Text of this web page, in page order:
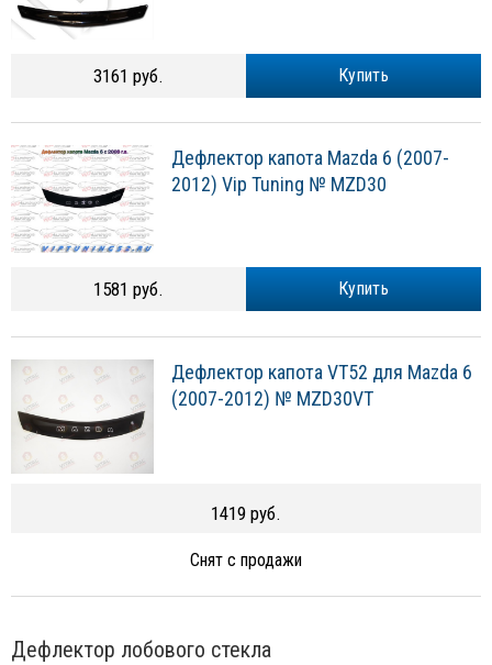
Купить
3161 руб.
Дефлектор капота Mazda 6 (2007-
2012) Vip Tuning № MZD30
Купить
1581 руб.
Дефлектор капота VT52 для Mazda 6
(2007-2012) № MZD30VT
1419 руб.
Снят с продажи
Дефлектор лобового стекла